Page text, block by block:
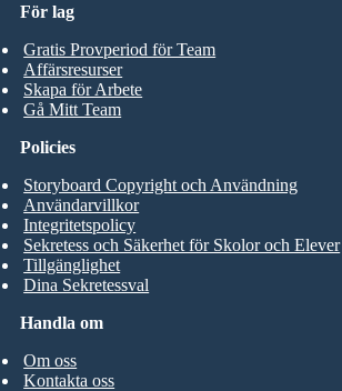
För lag
Gratis Provperiod för Team
Affärsresurser
Skapa för Arbete
Gå Mitt Team
Handla om
Om oss
Kontakta oss
Policies
Storyboard Copyright och Användning
Användarvillkor
Integritetspolicy
Sekretess och Säkerhet för Skolor och Elever
Tillgänglighet
Dina Sekretessval